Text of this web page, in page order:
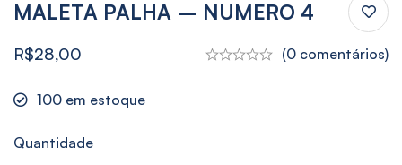
MALETA PALHA – NUMERO 4
R$28,00 (0 comentários)
100 em estoque
Quantidade